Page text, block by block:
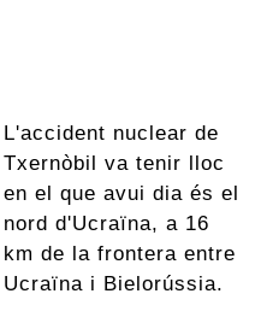
L'accident nuclear de
Txernòbil va tenir lloc
en el que avui dia és el
nord d'Ucraïna, a 16
km de la frontera entre
Ucraïna i Bielorússia.